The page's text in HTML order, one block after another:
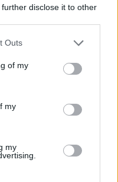
disclose it to other
Outs
of my
my
my
[+]